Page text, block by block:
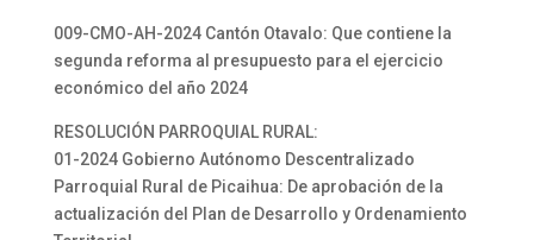
009-CMO-AH-2024 Cantón Otavalo: Que contiene la
segunda reforma al presupuesto para el ejercicio
económico del año 2024
RESOLUCIÓN PARROQUIAL RURAL:
01-2024 Gobierno Autónomo Descentralizado
Parroquial Rural de Picaihua: De aprobación de la
actualización del Plan de Desarrollo y Ordenamiento